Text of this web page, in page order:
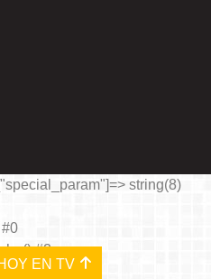
EN TV
string(8)
#2